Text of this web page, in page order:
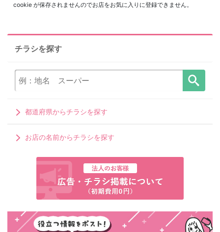
cookie が保存されませんのでお店をお気に入りに登録できません。
チラシを探す
都道府県からチラシを探す
お店の名前からチラシを探す